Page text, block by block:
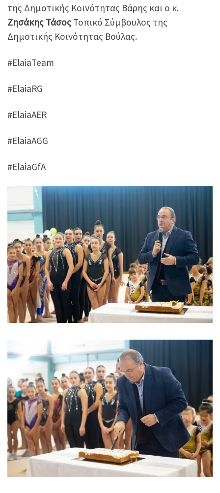
της Δημοτικής Κοινότητας Βάρης και ο κ.
Ζησάκης Τάσος Τοπικό Σύμβουλος της
Δημοτικής Κοινότητας Βούλας.
#ElaiaTeam
#ElaiaRG
#ElaiaAER
#ElaiaAGG
#ElaiaGfA